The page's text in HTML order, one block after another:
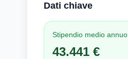
Dati chiave
Stipendio medio annuo
43.441 €